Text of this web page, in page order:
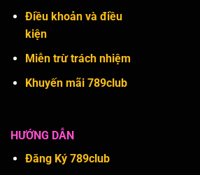
Điều khoản và điều
kiện
Miễn trừ trách nhiệm
Khuyến mãi 789club
HƯỚNG DẪN
Đăng Ký 789club